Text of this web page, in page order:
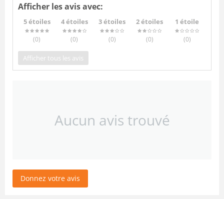
Afficher les avis avec:
5 étoiles
(0)
4 étoiles
(0)
3 étoiles
(0)
2 étoiles
(0)
1 étoile
(0)
Afficher tous les avis
Aucun avis trouvé
Donnez votre avis